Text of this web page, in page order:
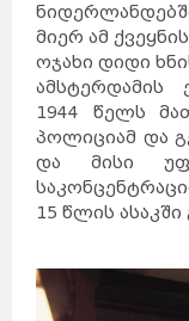
მიერ ამ
ოჯახი დიდი
1944 წელს
პოლიციამ და
და მისი
15 წლის